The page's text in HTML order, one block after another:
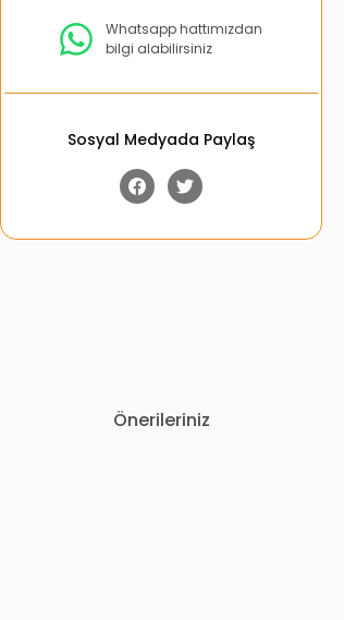
Whatsapp hattımızdan
bilgi alabilirsiniz
Sosyal Medyada Paylaş
Önerileriniz